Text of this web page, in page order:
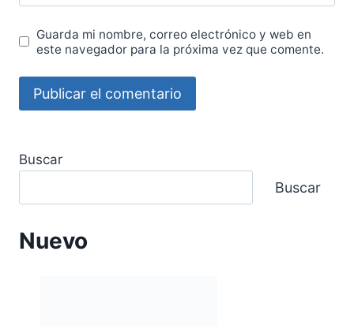
Guarda mi nombre, correo electrónico y web en
este navegador para la próxima vez que comente.
Buscar
Buscar
Nuevo